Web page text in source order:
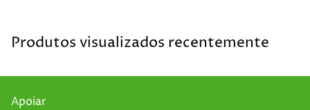
Produtos visualizados recentemente
Apoiar